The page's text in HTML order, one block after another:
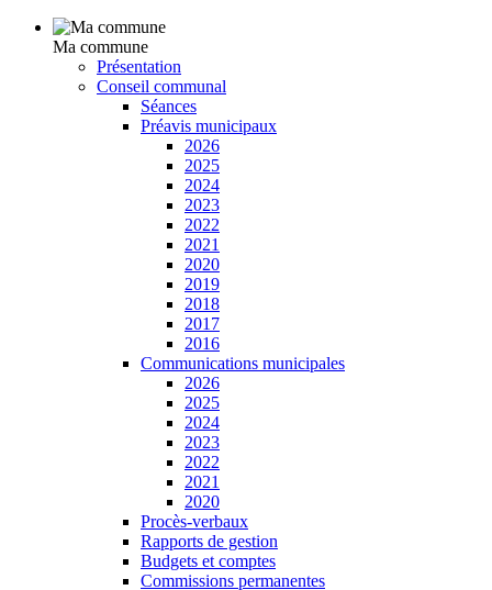
Ma commune
Présentation
Conseil communal
Séances
Préavis municipaux
2026
2025
2024
2023
2022
2021
2020
2019
2018
2017
2016
Communications municipales
2026
2025
2024
2023
2022
2021
2020
Procès-verbaux
Rapports de gestion
Budgets et comptes
Commissions permanentes